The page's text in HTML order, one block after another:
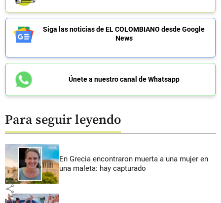
Siga las noticias de EL COLOMBIANO desde Google
News
Únete a nuestro canal de Whatsapp
Para seguir leyendo
En Grecia encontraron muerta a una mujer en
una maleta: hay capturado
share